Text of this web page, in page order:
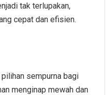
tak terlupakan,
cepat dan efisien.
sempurna bagi
menginap mewah dan